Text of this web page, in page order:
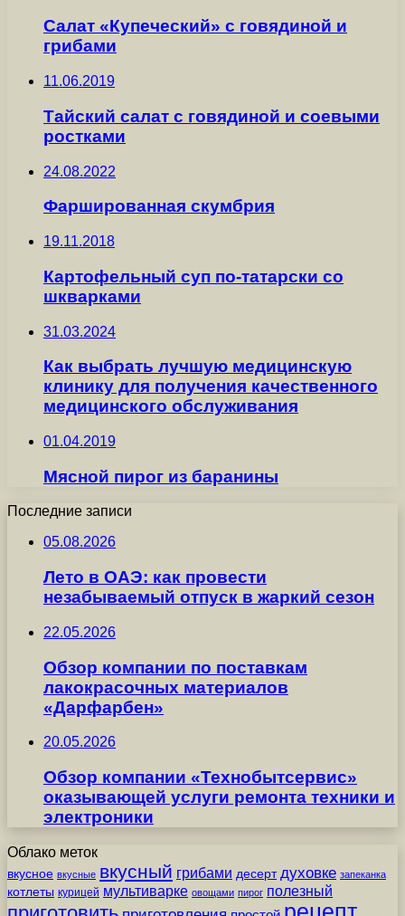
Салат «Купеческий» с говядиной и
грибами
11.06.2019
Тайский салат с говядиной и соевыми
ростками
24.08.2022
Фаршированная скумбрия
19.11.2018
Картофельный суп по-татарски со
шкварками
31.03.2024
Как выбрать лучшую медицинскую
клинику для получения качественного
медицинского обслуживания
01.04.2019
Мясной пирог из баранины
Последние записи
05.08.2026
Лето в ОАЭ: как провести
незабываемый отпуск в жаркий сезон
22.05.2026
Обзор компании по поставкам
лакокрасочных материалов
«Дарфарбен»
20.05.2026
Обзор компании «Технобытсервис»
оказывающей услуги ремонта техники и
электроники
Облако меток
вкусное вкусные вкусный грибами десерт духовке запеканка
котлеты курицей мультиварке овощами пирог полезный